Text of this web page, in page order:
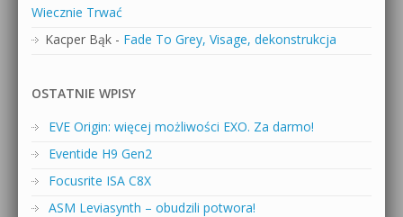
Wiecznie Trwać
Kacper Bąk - Fade To Grey, Visage, dekonstrukcja
OSTATNIE WPISY
EVE Origin: więcej możliwości EXO. Za darmo!
Eventide H9 Gen2
Focusrite ISA C8X
ASM Leviasynth – obudzili potwora!